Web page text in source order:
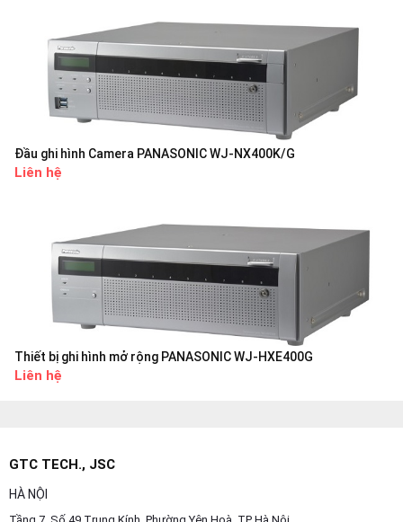
Đầu ghi hình Camera PANASONIC WJ-NX400K/G
Liên hệ
Thiết bị ghi hình mở rộng PANASONIC WJ-HXE400G
Liên hệ
GTC TECH., JSC
HÀ NỘI